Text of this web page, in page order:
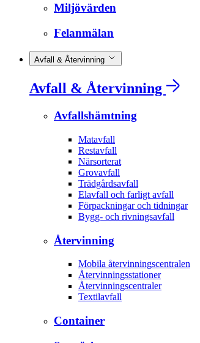
Miljövärden
Felanmälan
Avfall & Återvinning
Avfall & Återvinning
Avfallshämtning
Matavfall
Restavfall
Närsorterat
Grovavfall
Trädgårdsavfall
Elavfall och farligt avfall
Förpackningar och tidningar
Bygg- och rivningsavfall
Återvinning
Mobila återvinningscentralen
Återvinningsstationer
Återvinningscentraler
Textilavfall
Container